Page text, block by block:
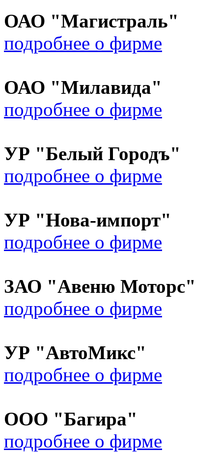
ОАО "Магистраль"
подробнее о фирме
ОАО "Милавида"
подробнее о фирме
УР "Белый Городъ"
подробнее о фирме
УР "Нова-импорт"
подробнее о фирме
ЗАО "Авеню Моторс"
подробнее о фирме
УР "АвтоМикс"
подробнее о фирме
ООО "Багира"
подробнее о фирме